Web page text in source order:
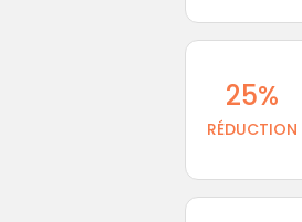
25%
RÉDUCTION